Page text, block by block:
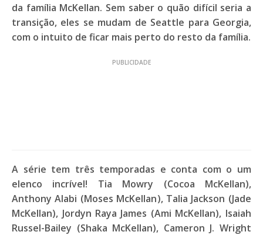
da família McKellan. Sem saber o quão difícil seria a
transição, eles se mudam de Seattle para Georgia,
com o intuito de ficar mais perto do resto da família.
PUBLICIDADE
A série tem três temporadas e conta com o um
elenco incrível! Tia Mowry (Cocoa McKellan),
Anthony Alabi (Moses McKellan), Talia Jackson (Jade
McKellan), Jordyn Raya James (Ami McKellan), Isaiah
Russel-Bailey (Shaka McKellan), Cameron J. Wright